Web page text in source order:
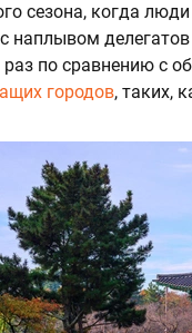
сезона, когда
наплывом
раз по сравнению с
городов, таких,